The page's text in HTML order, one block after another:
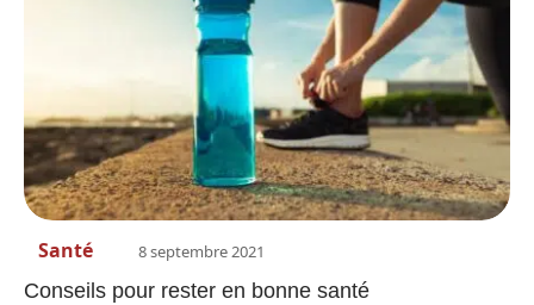
Santé 8 septembre 2021
Conseils pour rester en bonne santé